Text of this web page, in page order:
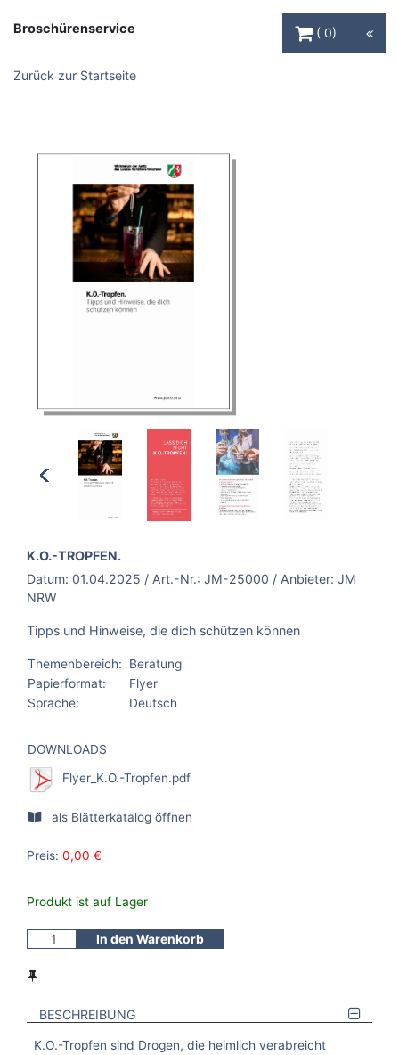
Broschürenservice
0
Zurück zur Startseite
Vorherige
Seite
Nächste
Seite
BROSCHÜRE:
K.O.-TROPFEN.
Datum: 01.04.2025 / Art.-Nr.: JM-25000 / Anbieter: JM
NRW
Tipps und Hinweise, die dich schützen können
Themenbereich:
Beratung
Papierformat:
Flyer
Sprache:
Deutsch
DOWNLOADS
Flyer_K.O.-Tropfen.pdf
als Blätterkatalog öffnen
Preis: 0,00 €
Produkt ist auf Lager
In den Warenkorb
BESCHREIBUNG
K.O.-Tropfen sind Drogen, die heimlich verabreicht